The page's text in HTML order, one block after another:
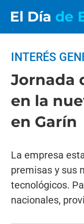
El Día de
INTERÉS
Jornada
en la
en Garín
La empresa
premisas y sus
tecnológicos.
nacionales,